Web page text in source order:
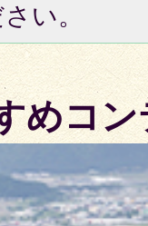
い。
めコ